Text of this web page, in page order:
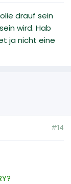
drauf sein
wird. Hab
ja nicht eine
#14